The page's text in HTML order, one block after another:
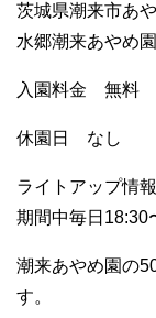
茨城県潮来市あ
水郷潮来あやめ園
入園料金 無料
休園日 なし
ライトアップ情報
期間中毎日18:30
潮来あやめ園の
す。